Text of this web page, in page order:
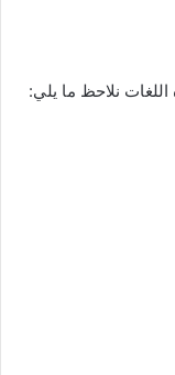
نلاحظ ما يلي: